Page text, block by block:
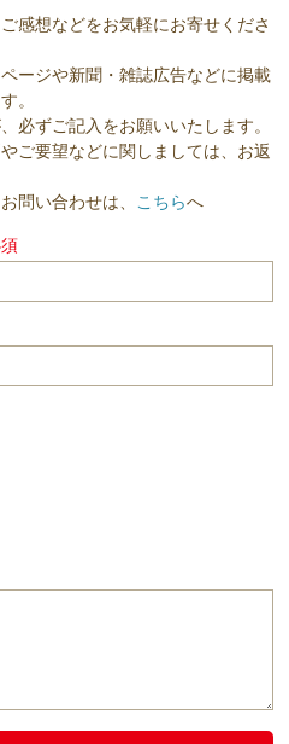
感想などをお気軽にお寄せくださ
ージや新聞・雑誌広告などに掲載
。
必ずご記入をお願いいたします。
ご要望などに関しましては、お返
問い合わせは、 こちらへ